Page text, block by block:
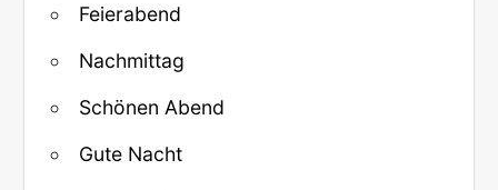
Feierabend
Nachmittag
Schönen Abend
Gute Nacht